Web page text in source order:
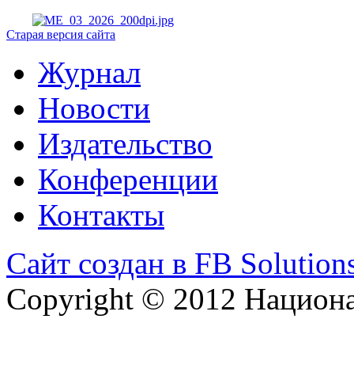
Старая версия сайта
Журнал
Новости
Издательство
Конференции
Контакты
Сайт создан в FB
Copyright © 2012